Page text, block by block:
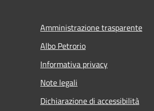
Amministrazione trasparente
Albo Petrorio
Informativa privacy
Note legali
Dichiarazione di accessibilità